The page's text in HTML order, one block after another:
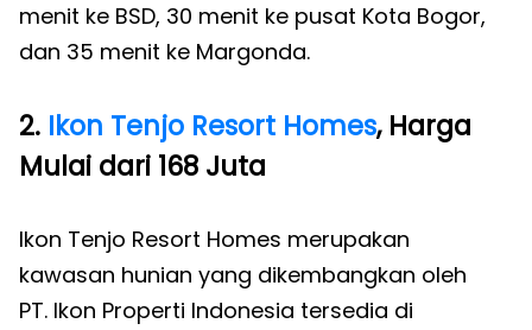
menit ke BSD, 30 menit ke pusat Kota Bogor,
dan 35 menit ke Margonda.
2. Ikon Tenjo Resort Homes, Harga
Mulai dari 168 Juta
Ikon Tenjo Resort Homes merupakan
kawasan hunian yang dikembangkan oleh
PT. Ikon Properti Indonesia tersedia di